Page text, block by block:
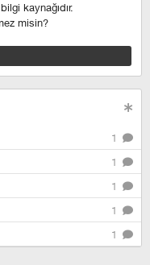
kaynağıdır.
misin?
1
1
1
1
1